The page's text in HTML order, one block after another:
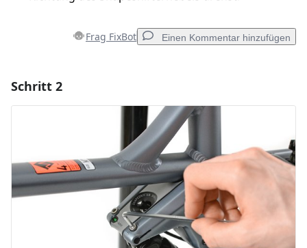
Frag FixBot Einen Kommentar hinzufügen
Kommentar hinzufügen
Abbrechen
Schritt 2